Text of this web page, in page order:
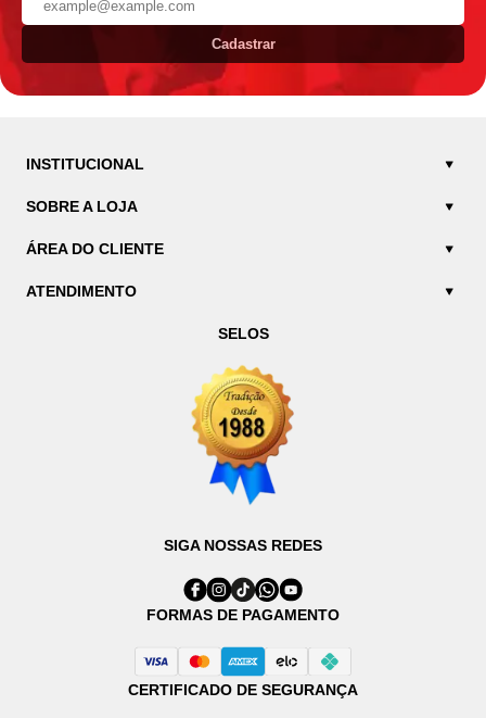
Cadastrar
INSTITUCIONAL
SOBRE A LOJA
ÁREA DO CLIENTE
ATENDIMENTO
SELOS
SIGA NOSSAS REDES
FORMAS DE PAGAMENTO
CERTIFICADO DE SEGURANÇA